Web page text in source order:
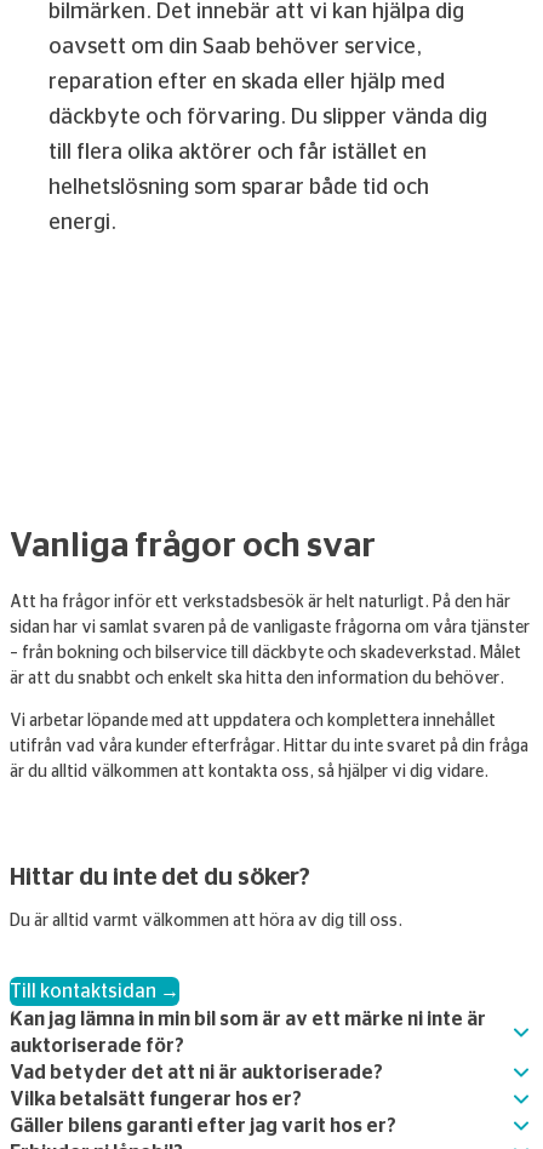
bilmärken. Det innebär att vi kan hjälpa dig
oavsett om din Saab behöver service,
reparation efter en skada eller hjälp med
däckbyte och förvaring. Du slipper vända dig
till flera olika aktörer och får istället en
helhetslösning som sparar både tid och
energi.
Vanliga frågor och svar
Att ha frågor inför ett verkstadsbesök är helt naturligt. På den här
sidan har vi samlat svaren på de vanligaste frågorna om våra tjänster
– från bokning och bilservice till däckbyte och skadeverkstad. Målet
är att du snabbt och enkelt ska hitta den information du behöver.
Vi arbetar löpande med att uppdatera och komplettera innehållet
utifrån vad våra kunder efterfrågar. Hittar du inte svaret på din fråga
är du alltid välkommen att kontakta oss, så hjälper vi dig vidare.
Hittar du inte det du söker?
Du är alltid varmt välkommen att höra av dig till oss.
Till kontaktsidan →
Kan jag lämna in min bil som är av ett märke ni inte är
auktoriserade för?
Vad betyder det att ni är auktoriserade?
Vilka betalsätt fungerar hos er?
Gäller bilens garanti efter jag varit hos er?